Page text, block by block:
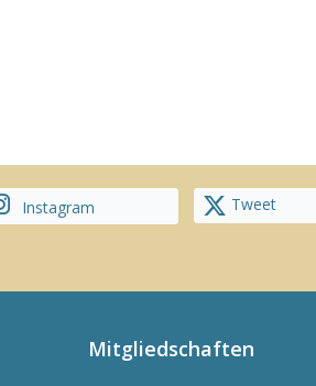
Instagram Tweet
Mitgliedschaften